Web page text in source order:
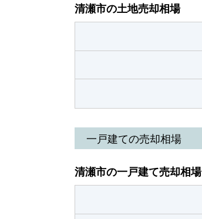
清瀬市の土地売却相場
一戸建ての売却相場
清瀬市の一戸建て売却相場